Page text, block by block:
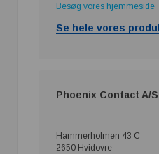
Besøg vores hjemmeside
Se hele vores
Phoenix Contact A/S
Hammerholmen 43 C
2650 Hvidovre